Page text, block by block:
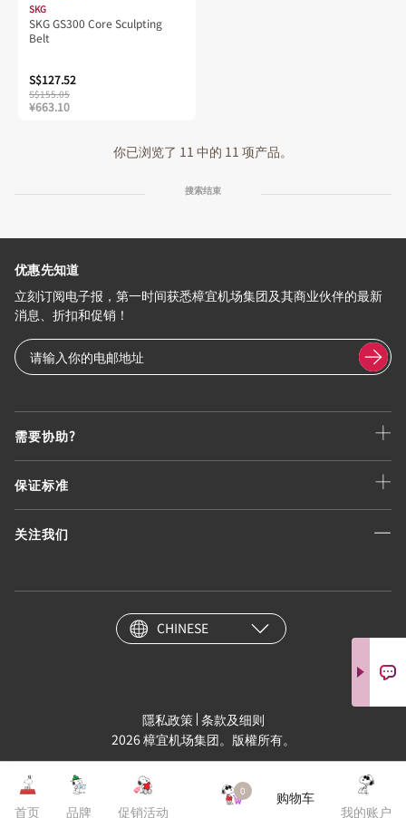
首页 品牌 促销活动
0
购物车
我的账户
SKG
SKG GS300 Core Sculpting
Belt
S$127.52
S$155.05
¥663.10
你已浏览了 11 中的 11 项产品。
搜索结束
需要协助?
保证标准
关注我们
优惠先知道
立刻订阅电子报，第一时间获悉樟宜机场集团及其商业伙伴的最新
消息、折扣和促销！
CHINESE
隱私政策 条款及细则
2026 樟宜机场集团。版權所有。